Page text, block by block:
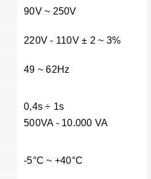
90V ~ 250V
220V - 110V ± 2 ~ 3%
49 ~ 62Hz
0,4s ÷ 1s
500VA - 10.000 VA
-5°C ~ +40°C